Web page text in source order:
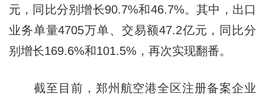
元，同比分别增长90.7%和46.7%。其中，出口
业务单量4705万单、交易额47.2亿元，同比分
别增长169.6%和101.5%，再次实现翻番。
截至目前，郑州航空港全区注册备案企业